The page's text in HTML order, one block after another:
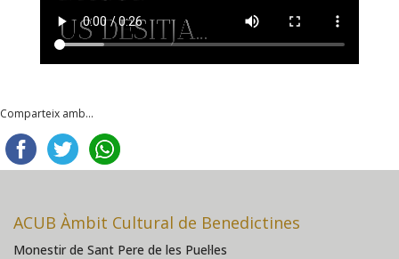
Comparteix amb...
ACUB Àmbit Cultural de Benedictines
Monestir de Sant Pere de les Puel·les